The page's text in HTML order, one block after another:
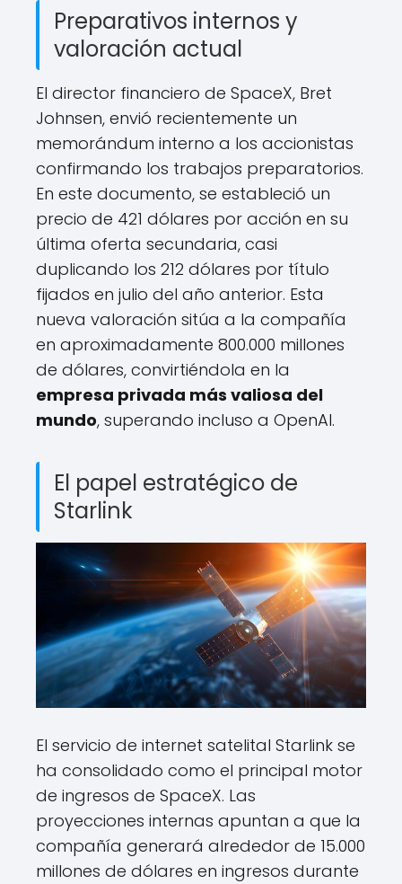
Preparativos internos y
valoración actual
El director financiero de SpaceX, Bret
Johnsen, envió recientemente un
memorándum interno a los accionistas
confirmando los trabajos preparatorios.
En este documento, se estableció un
precio de 421 dólares por acción en su
última oferta secundaria, casi
duplicando los 212 dólares por título
fijados en julio del año anterior. Esta
nueva valoración sitúa a la compañía
en aproximadamente 800.000 millones
de dólares, convirtiéndola en la
empresa privada más valiosa del
mundo, superando incluso a OpenAI.
El papel estratégico de
Starlink
El servicio de internet satelital Starlink se
ha consolidado como el principal motor
de ingresos de SpaceX. Las
proyecciones internas apuntan a que la
compañía generará alrededor de 15.000
millones de dólares en ingresos durante